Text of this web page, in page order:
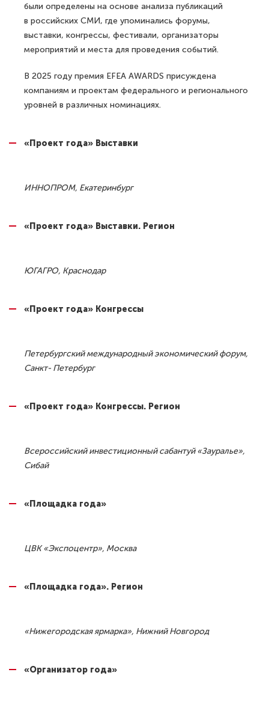
были определены на основе анализа публикаций
в российских СМИ, где упоминались форумы,
выставки, конгрессы, фестивали, организаторы
мероприятий и места для проведения событий.
В 2025 году премия EFEA AWARDS присуждена
компаниям и проектам федерального и регионального
уровней в различных номинациях.
«Проект года» Выставки
ИННОПРОМ, Екатеринбург
«Проект года» Выставки. Регион
ЮГАГРО, Краснодар
«Проект года» Конгрессы
Петербургский международный экономический форум,
Санкт- Петербург
«Проект года» Конгрессы. Регион
Всероссийский инвестиционный сабантуй «Зауралье»,
Сибай
«Площадка года»
ЦВК «Экспоцентр», Москва
«Площадка года». Регион
«Нижегородская ярмарка», Нижний Новгород
«Организатор года»